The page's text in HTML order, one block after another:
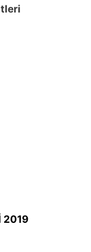
2019